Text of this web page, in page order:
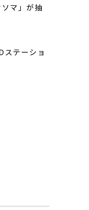
マ」が抽
テーショ